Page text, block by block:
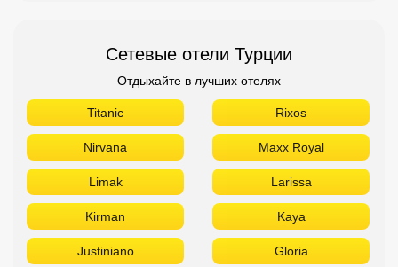
Сетевые отели Турции
Отдыхайте в лучших отелях
Titanic Rixos
Nirvana Maxx Royal
Limak Larissa
Kirman Kaya
Justiniano Gloria